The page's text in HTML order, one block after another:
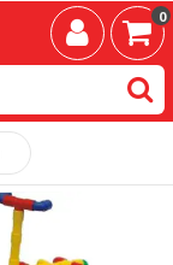
0